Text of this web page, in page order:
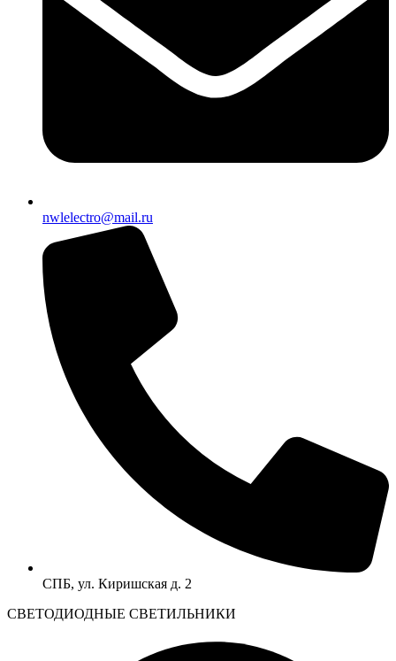
nwlelectro@mail.ru
СПБ, ул. Киришская д. 2
CВЕТОДИОДНЫЕ СВЕТИЛЬНИКИ